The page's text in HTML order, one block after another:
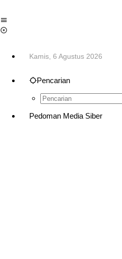
Kamis, 6 Agustus 2026
Pencarian
Pedoman Media Siber